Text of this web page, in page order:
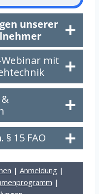
unserer
mit
15 FAO
| Anmeldung|
|